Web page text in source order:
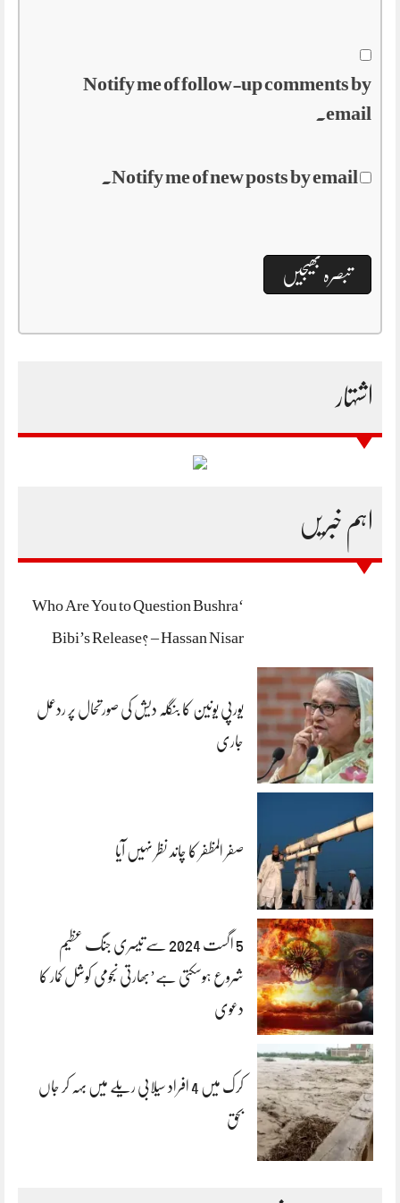
Notify me of follow-up comments by
email.
Notify me of new posts by email.
اشتہار
اہم خبریں
‘Who Are You to Question Bushra
Bibi’s Release? – Hassan Nisar
یورپی یونین کا بنگلہ دیش کی صورتحال پر ردعمل
جاری
صفر المظفر کا چاند نظر نہیں آیا
5 اگست 2024 سے تیسری جنگ عظیم
شروع ہوسکتی ہے’بھارتی نجومی کوشل کمار کا
دعوی
کرک میں 4 افراد سیلابی ریلے میں بہہ کر جاں
بحق